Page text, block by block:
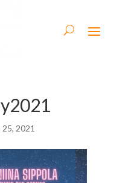
25, 2021